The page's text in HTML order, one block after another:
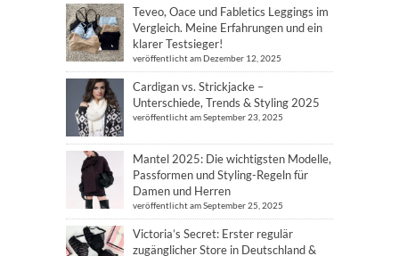
Teveo, Oace und Fabletics Leggings im
Vergleich. Meine Erfahrungen und ein
klarer Testsieger!
veröffentlicht am Dezember 12, 2025
Cardigan vs. Strickjacke –
Unterschiede, Trends & Styling 2025
veröffentlicht am September 23, 2025
Mantel 2025: Die wichtigsten Modelle,
Passformen und Styling-Regeln für
Damen und Herren
veröffentlicht am September 25, 2025
Victoria’s Secret: Erster regulär
zugänglicher Store in Deutschland &